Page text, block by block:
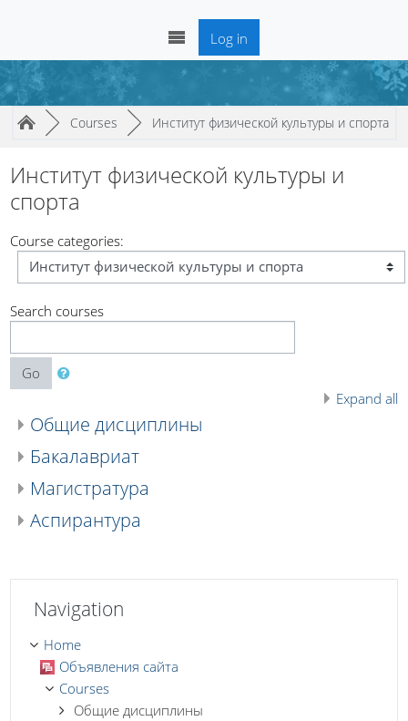
Log in
Page path
/► Courses /► Институт физической культуры и спорта
Институт физической культуры и
спорта
Course categories:
Search courses
Go
Expand all
Общие дисциплины
Бакалавриат
Магистратура
Аспирантура
Navigation
Home
Объявления сайта
Courses
Общие дисциплины